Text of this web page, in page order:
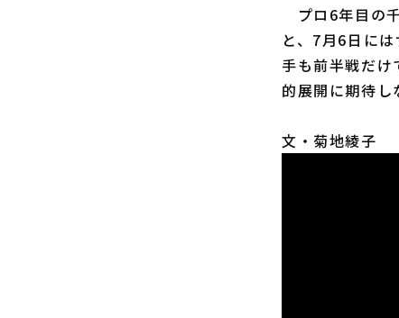
プロ6年目の
と、7月6日に
手も前半戦だ
的展開に期待し
文・菊地綾子